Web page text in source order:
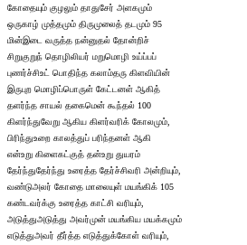
கோதையும் குழலும் தாதுசேர் அளகமும்
ஒருகாழ் முத்தமும் திருமுலைத் தடமும் 95
மின்இடை வருத்த நன்னுதல் தோன்றிச்
சிறுகுறுந் தொழிலியர் மறுமொழி உய்ப்பப்
புணர்ச்சிஉட் பொதிந்த கலாம்தரு கிளவியின்
இருபுற மொழிப்பொருள் கேட்டனள் ஆகித்
தளர்ந்த சாயல் தகைமென் கூந்தல் 100
கிளர்ந்துவேறு ஆகிய கிளர்வரிக் கோலமும்,
பிரிந்துஉறை காலத்துப் பரிந்தனள் ஆகி
என்உறு கிளைகட்குத் தன்உறு துயரம்
தேர்ந்துதேர்ந்து உரைத்த தேர்ச்சிவரி அன்றியும்,
வண்டுஅலர் கோதை மாலையுள் மயங்கிக் 105
கண்டவர்க்கு உரைத்த காட்சி வரியும்,
அடுத்துஅடுத்து அவர்முன் மயங்கிய மயக்கமும்
எடுத்துஅவர் தீர்த்த எடுத்துக்கோள் வரியும்,